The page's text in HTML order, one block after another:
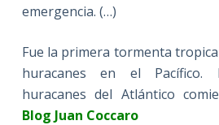
emergencia. (…)
Fue la primera tormenta
huracanes en el Pacífico.
huracanes del Atlántico
Blog Juan Coccaro